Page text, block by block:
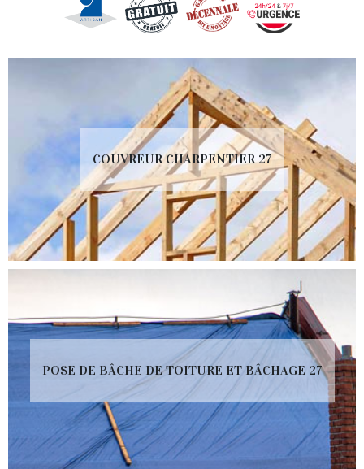
COUVREUR CHARPENTIER 27
POSE DE BÂCHE DE TOITURE ET BÂCHAGE 27